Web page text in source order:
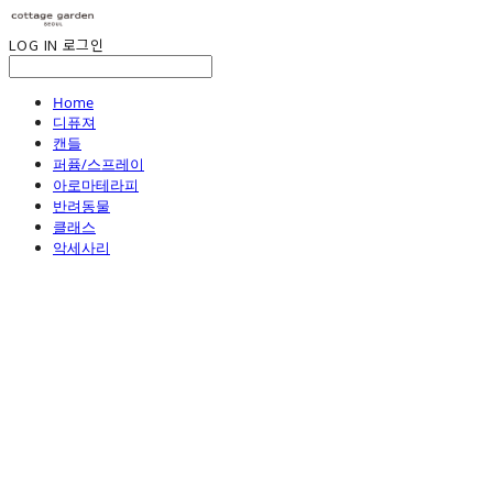
LOG IN 로그인
Home
디퓨져
캔들
퍼퓸/스프레이
아로마테라피
반려동물
클래스
악세사리